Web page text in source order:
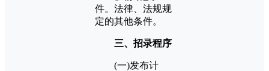
件。法律、法规规
定的其他条件。
三、招录程序
(一)发布计